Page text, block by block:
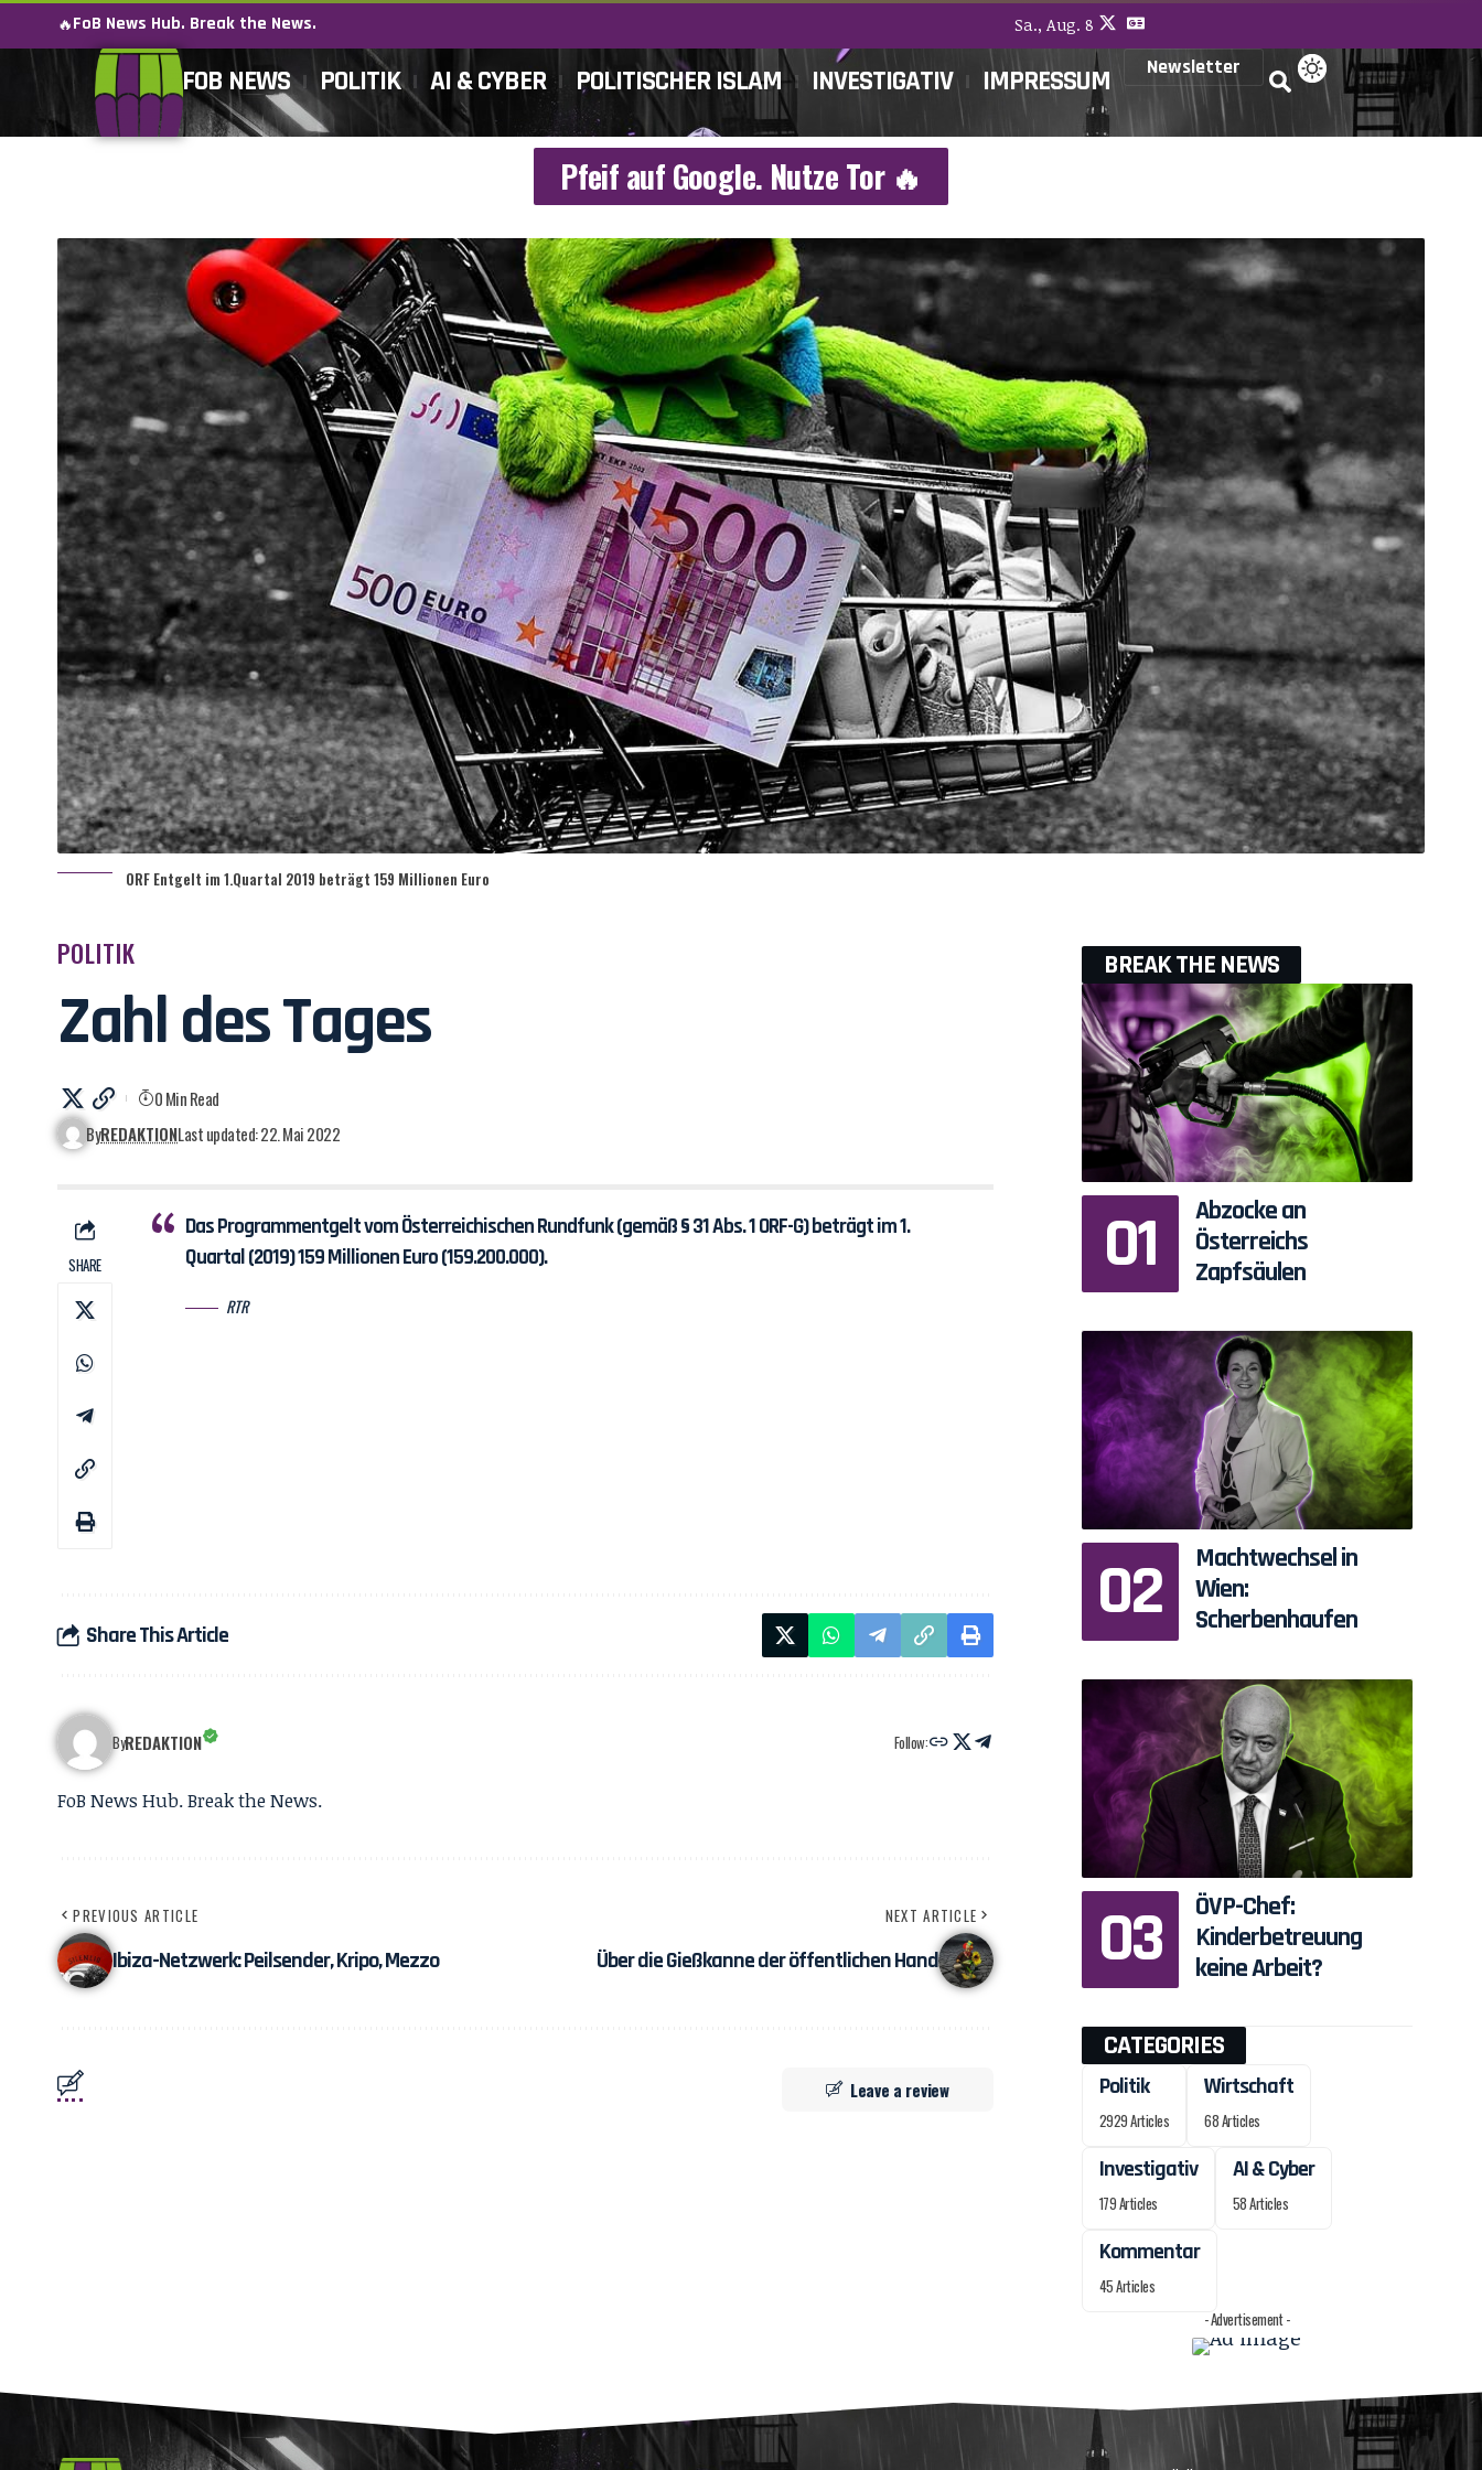
🔥FoB News Hub. Break the News. Sa., Aug. 8
FOB NEWS POLITIK AI & CYBER POLITISCHER ISLAM INVESTIGATIV IMPRESSUM Newsletter
Pfeif auf Google. Nutze Tor 🔥
ORF Entgelt im 1.Quartal 2019 beträgt 159 Millionen Euro
POLITIK
Zahl des Tages
ByREDAKTIONLast updated: 22. Mai 2022
0 Min Read
SHARE
Das Programmentgelt vom Österreichischen Rundfunk (gemäß § 31 Abs. 1 ORF-G) beträgt im 1.
Quartal (2019) 159 Millionen Euro (159.200.000).
RTR
Share This Article
ByREDAKTION Follow:
FoB News Hub. Break the News.
PREVIOUS ARTICLE
Ibiza-Netzwerk: Peilsender, Kripo, Mezzo
NEXT ARTICLE
Über die Gießkanne der öffentlichen Hand
Leave a review
BREAK THE NEWS
Abzocke an
Österreichs
Zapfsäulen
Machtwechsel in
Wien:
Scherbenhaufen
ÖVP-Chef:
Kinderbetreuung
keine Arbeit?
CATEGORIES
Politik
2929 Articles
Wirtschaft
68 Articles
Investigativ
179 Articles
AI & Cyber
58 Articles
Kommentar
45 Articles
- Advertisement -